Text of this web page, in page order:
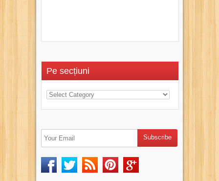
Pe secțiuni